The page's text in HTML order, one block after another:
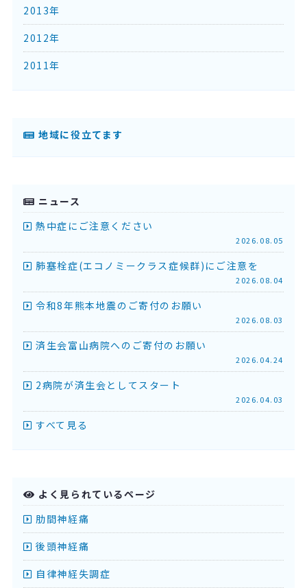
2013年
2012年
2011年
地域に役立てます
ニュース
熱中症にご注意ください
2026.08.05
肺塞栓症(エコノミークラス症候群)にご注意を
2026.08.04
令和8年熊本地震のご寄付のお願い
2026.08.03
済生会富山病院へのご寄付のお願い
2026.04.24
2病院が済生会としてスタート
2026.04.03
すべて見る
よく見られているページ
肋間神経痛
後頭神経痛
自律神経失調症